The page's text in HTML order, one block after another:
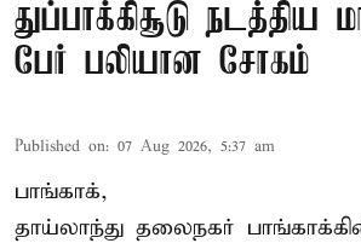
துப்பாக்கிசூடு
பேர் பலியான சோகம்
Published on: 07 Aug 2026, 5:37 am
பாங்காக்,
தாய்லாந்து தலைநகர்